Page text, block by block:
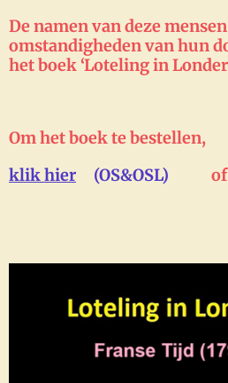
De namen van deze
omstandigheden van hun
het boek ‘Loteling in
Om het boek te bestellen,
klik hier (OS&OSL) of